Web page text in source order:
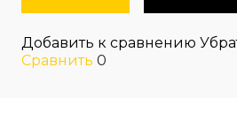
Добавить к сравнению
Сравнить 0